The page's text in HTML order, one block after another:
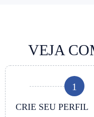
VEJA
1
CRIE SEU PERFIL